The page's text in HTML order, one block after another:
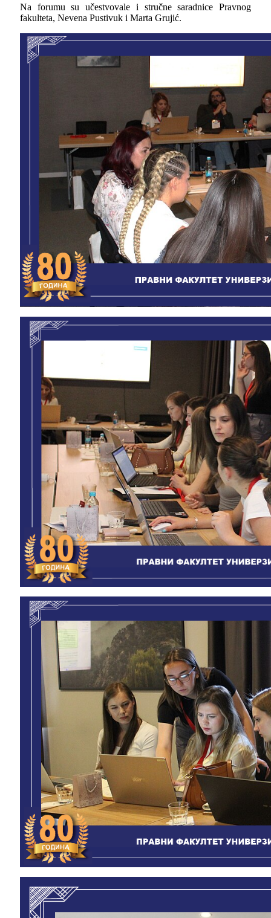
Na forumu su učestvovale i stručne saradnice Pravnog
fakulteta, Nevena Pustivuk i Marta Grujić.